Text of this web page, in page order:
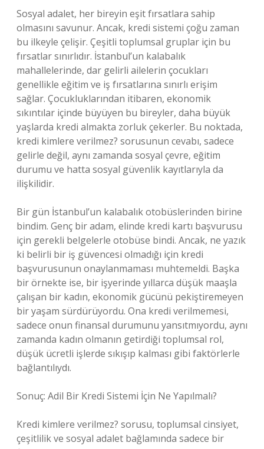
Sosyal adalet, her bireyin eşit fırsatlara sahip
olmasını savunur. Ancak, kredi sistemi çoğu zaman
bu ilkeyle çelişir. Çeşitli toplumsal gruplar için bu
fırsatlar sınırlıdır. İstanbul’un kalabalık
mahallelerinde, dar gelirli ailelerin çocukları
genellikle eğitim ve iş fırsatlarına sınırlı erişim
sağlar. Çocukluklarından itibaren, ekonomik
sıkıntılar içinde büyüyen bu bireyler, daha büyük
yaşlarda kredi almakta zorluk çekerler. Bu noktada,
kredi kimlere verilmez? sorusunun cevabı, sadece
gelirle değil, aynı zamanda sosyal çevre, eğitim
durumu ve hatta sosyal güvenlik kayıtlarıyla da
ilişkilidir.
Bir gün İstanbul’un kalabalık otobüslerinden birine
bindim. Genç bir adam, elinde kredi kartı başvurusu
için gerekli belgelerle otobüse bindi. Ancak, ne yazık
ki belirli bir iş güvencesi olmadığı için kredi
başvurusunun onaylanmaması muhtemeldi. Başka
bir örnekte ise, bir işyerinde yıllarca düşük maaşla
çalışan bir kadın, ekonomik gücünü pekiştiremeyen
bir yaşam sürdürüyordu. Ona kredi verilmemesi,
sadece onun finansal durumunu yansıtmıyordu, aynı
zamanda kadın olmanın getirdiği toplumsal rol,
düşük ücretli işlerde sıkışıp kalması gibi faktörlerle
bağlantılıydı.
Sonuç: Adil Bir Kredi Sistemi İçin Ne Yapılmalı?
Kredi kimlere verilmez? sorusu, toplumsal cinsiyet,
çeşitlilik ve sosyal adalet bağlamında sadece bir